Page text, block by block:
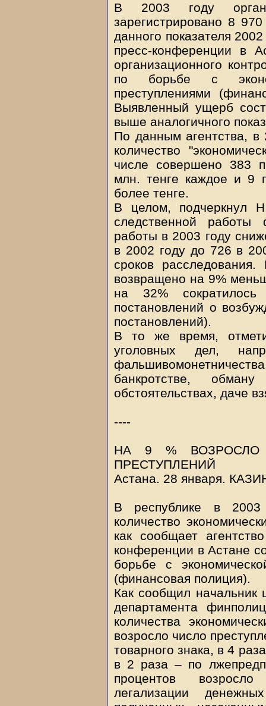
В 2003 году
зарегистрировано 8
данного показателя
пресс-конференции в
организационного
по борьбе с
преступлениями
Выявленный ущерб
выше аналогичного
По данным агентства,
количество
числе совершено 383
млн. тенге каждое и 9
более тенге.
В целом, подчеркнул
следственной
работы в 2003 году
в 2002 году до 726 в
сроков
возвращено на 9%
на 32% сократилось
постановлений о
постановлений).
В то же время,
уголовных дел,
банкротстве,
обстоятельствах, даче
----
НА 9 % ВОЗРОСЛО
ПРЕСТУПЛЕНИЙ
Астана. 28 января.
В республике в
количество
как сообщает
конференции в Астане
борьбе с
(финансовая полиция).
Как сообщил начальник
департамента
количества
возросло число
товарного знака, в 4
в 2 раза – по
процентов
легализации